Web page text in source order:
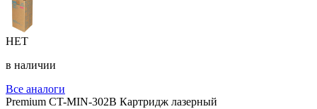
НЕТ
в наличии
Все аналоги
Premium CT-MIN-302B Картридж лазерный